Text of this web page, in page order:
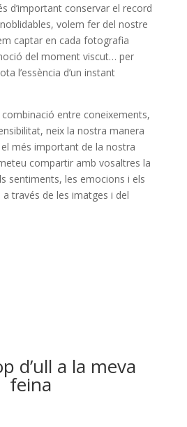
d’important conservar el record
volem fer del nostre
captar en cada fotografia
del moment viscut… per
l’essència d’un instant
entre coneixements,
neix la nostra manera
més important de la nostra
compartir amb vosaltres la
sentiments, les emocions i els
través de les imatges i del
d’ull a la meva
feina